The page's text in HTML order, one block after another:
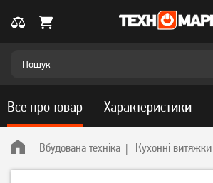
Вбудована техніка Кухонні витяжки
Все про товар Характеристики